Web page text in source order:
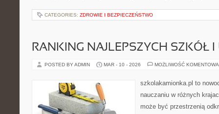
CATEGORIES: ZDROWIE I BEZPIECZEŃSTWO
RANKING NAJLEPSZYCH SZKÓŁ I
POSTED BY ADMIN MAR - 10 - 2026 MOŻLIWOŚĆ
szkolakamionka.pl to
nauczaniu w różnych
może być przestrzenią